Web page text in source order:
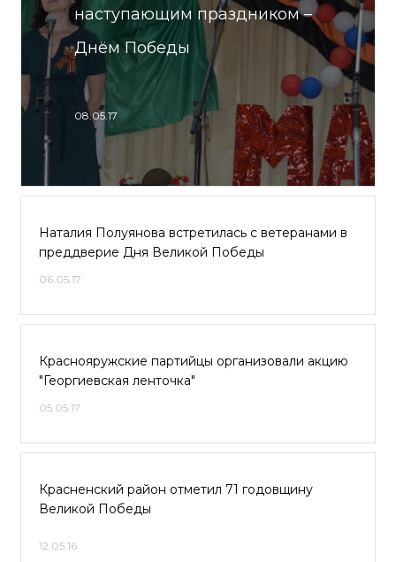
наступающим праздником –
Днём Победы
08.05.17
Наталия Полуянова встретилась с ветеранами в
преддверие Дня Великой Победы
06.05.17
Краснояружские партийцы организовали акцию
"Георгиевская ленточка"
05.05.17
Красненский район отметил 71 годовщину
Великой Победы
12.05.16